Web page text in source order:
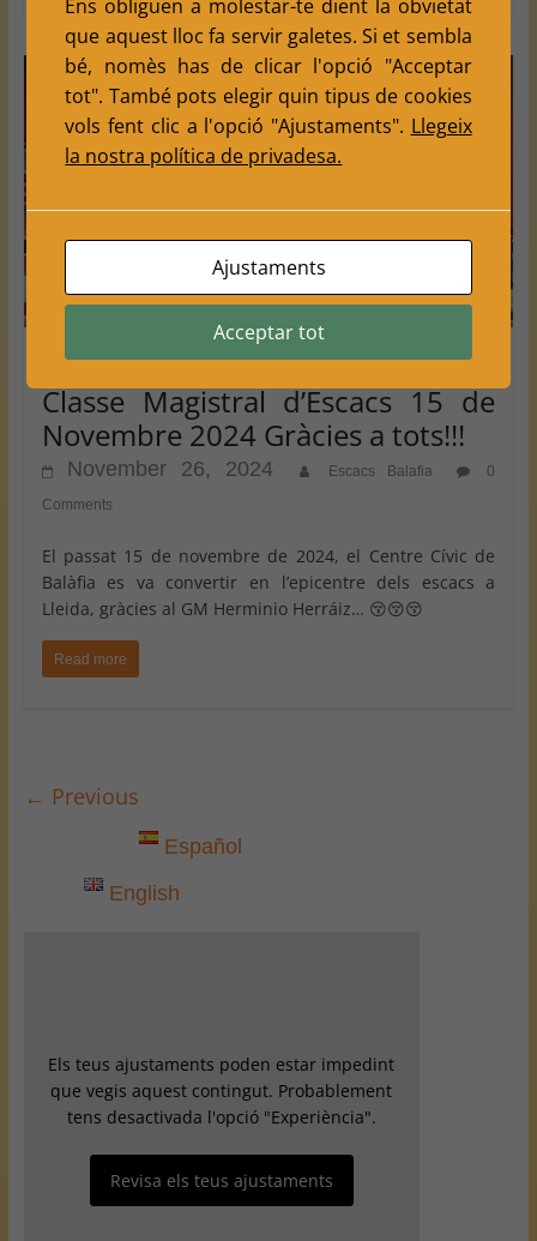
2024 associacio veins magistral Nostres Activitats
Classe Magistral d’Escacs 15 de
Novembre 2024 Gràcies a tots!!!
November 26, 2024 Escacs Balafia
0
Comments
El passat 15 de novembre de 2024, el Centre Cívic de
Balàfia es va convertir en l’epicentre dels escacs a
Lleida, gràcies al GM Herminio Herráiz… 😚😚😚
Read more
← Previous
Español
English
Els teus ajustaments poden estar impedint
que vegis aquest contingut. Probablement
tens desactivada l'opció "Experiència".
Revisa els teus ajustaments
Ens obliguen a molestar-te dient la obvietat
que aquest lloc fa servir galetes. Si et sembla
bé, nomès has de clicar l'opció "Acceptar
tot". També pots elegir quin tipus de cookies
vols fent clic a l'opció "Ajustaments". Llegeix
la nostra política de privadesa.
Ajustaments
Acceptar tot